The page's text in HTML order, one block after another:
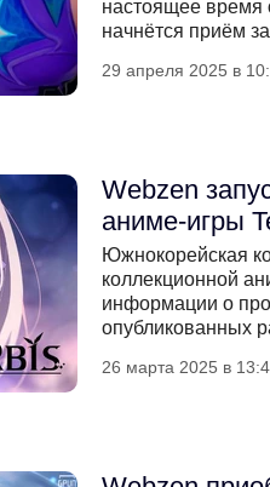
настоящее время
начнётся приём
29 апреля 2025 в
Webzen
аниме-игры
Южнокорейская
коллекционной
информации о
опубликованных
26 марта 2025 в